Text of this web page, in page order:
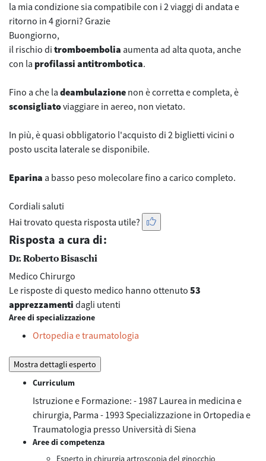
la mia condizione sia compatibile con i 2 viaggi di andata e
ritorno in 4 giorni? Grazie
Buongiorno,
il rischio di tromboembolia aumenta ad alta quota, anche
con la profilassi antitrombotica.
Fino a che la deambulazione non è corretta e completa, è
sconsigliatoviaggiare in aereo, non vietato.
In più, è quasi obbligatorio l'acquisto di 2 biglietti vicini o
posto uscita laterale se disponibile.
Eparina a basso peso molecolare fino a carico completo.
Cordiali saluti
Hai trovato questa risposta utile?
Risposta a cura di:
Dr. Roberto Bisaschi
Medico Chirurgo
Le risposte di questo medico hanno ottenuto 53
apprezzamenti dagli utenti
Aree di specializzazione
Ortopedia e traumatologia
Mostra dettagli esperto
Curriculum
Istruzione e Formazione: - 1987 Laurea in medicina e
chirurgia, Parma - 1993 Specializzazione in Ortopedia e
Traumatologia presso Università di Siena
Aree di competenza
Esperto in chirurgia artroscopia del ginocchio